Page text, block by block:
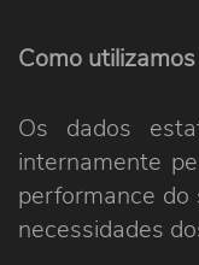
Como
Os dados
internamente
performance
necessidades